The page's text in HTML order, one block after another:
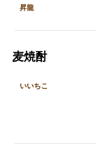
昇龍
麦焼酎
いいちこ